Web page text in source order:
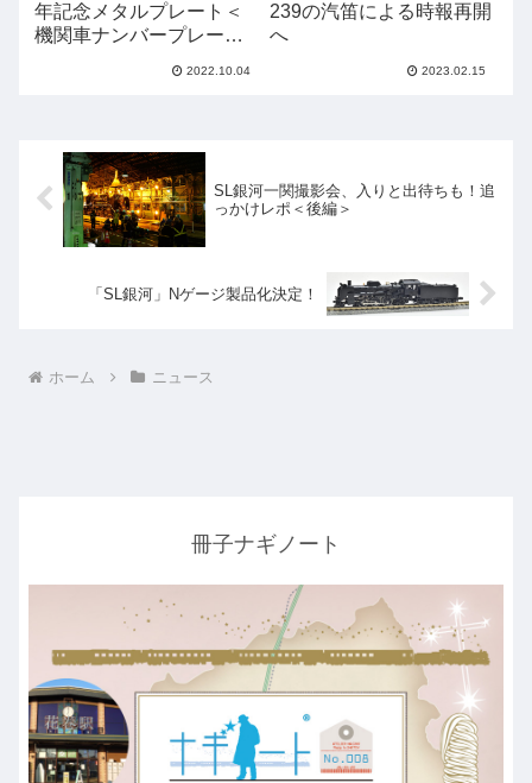
年記念メタルプレート＜
機関車ナンバープレート
2022.10.04
239の汽笛による時報再開
へ
2023.02.15
SL銀河一関撮影会、入りと出待ちも！追
っかけレポ＜後編＞
「SL銀河」Nゲージ製品化決定！
ホーム ニュース
冊子ナギノート